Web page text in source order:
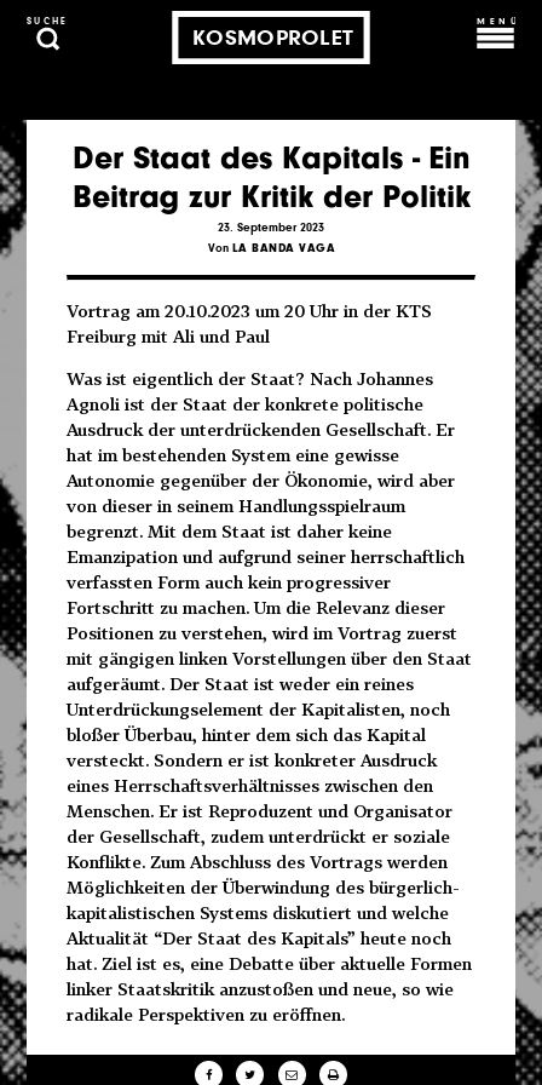
SUCHE
KOSMOPROLET
MENÜ
Der Staat des Kapitals - Ein
Beitrag zur Kritik der Politik
23. September 2023
Von LA BANDA VAGA
Vortrag am 20.10.2023 um 20 Uhr in der KTS
Freiburg mit Ali und Paul
Was ist eigentlich der Staat? Nach Johannes
Agnoli ist der Staat der konkrete politische
Ausdruck der unterdrückenden Gesellschaft. Er
hat im bestehenden System eine gewisse
Autonomie gegenüber der Ökonomie, wird aber
von dieser in seinem Handlungsspielraum
begrenzt. Mit dem Staat ist daher keine
Emanzipation und aufgrund seiner herrschaftlich
verfassten Form auch kein progressiver
Fortschritt zu machen. Um die Relevanz dieser
Positionen zu verstehen, wird im Vortrag zuerst
mit gängigen linken Vorstellungen über den Staat
aufgeräumt. Der Staat ist weder ein reines
Unterdrückungselement der Kapitalisten, noch
bloßer Überbau, hinter dem sich das Kapital
versteckt. Sondern er ist konkreter Ausdruck
eines Herrschaftsverhältnisses zwischen den
Menschen. Er ist Reproduzent und Organisator
der Gesellschaft, zudem unterdrückt er soziale
Konflikte. Zum Abschluss des Vortrags werden
Möglichkeiten der Überwindung des bürgerlich-
kapitalistischen Systems diskutiert und welche
Aktualität “Der Staat des Kapitals” heute noch
hat. Ziel ist es, eine Debatte über aktuelle Formen
linker Staatskritik anzustoßen und neue, so wie
radikale Perspektiven zu eröffnen.